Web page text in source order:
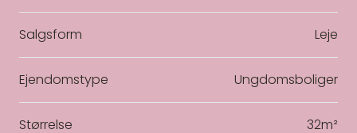
Salgsform Leje
Ejendomstype Ungdomsboliger
Størrelse 32m²